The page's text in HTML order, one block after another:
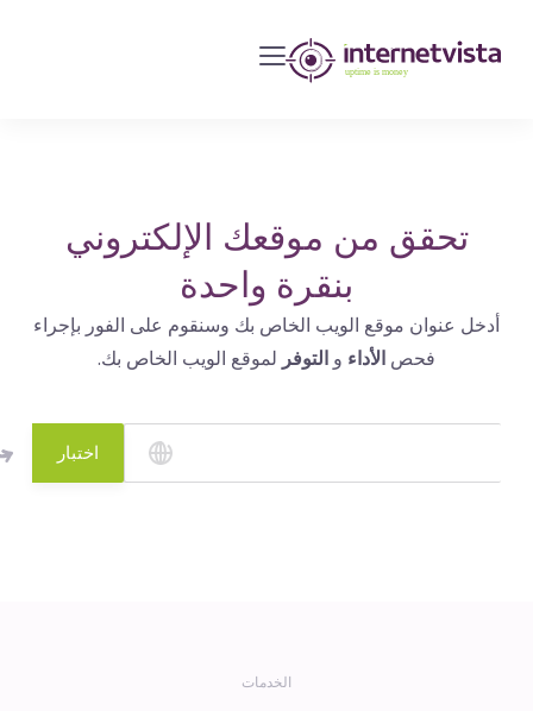
مراقبة
مواقع
الويب
الإنترنت
التشغيل
تحقق من موقعك الإلكتروني
بنقرة واحدة
أدخل عنوان موقع الويب الخاص بك وسنقوم على الفور بإجراء
فحصالأداءو التوفرلموقع الويب الخاص بك.
اختبار
الخدمات